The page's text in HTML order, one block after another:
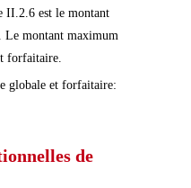
II.2.6 est le montant
Le montant maximum
forfaitaire.
globale et forfaitaire:
de